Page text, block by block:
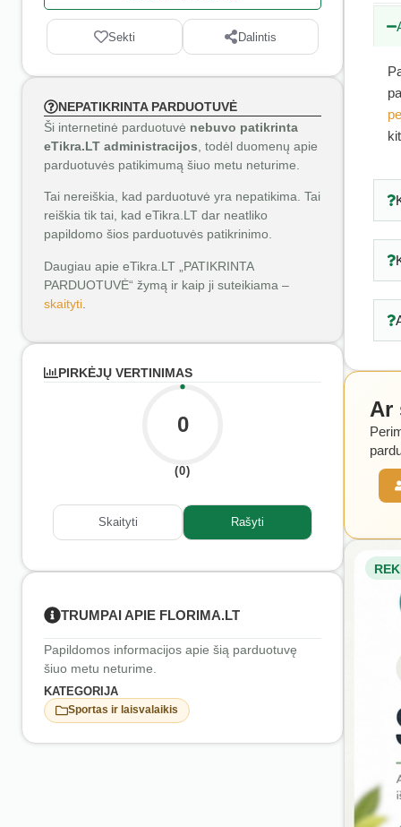
Sekti Dalintis
NEPATIKRINTA PARDUOTUVĖ
Ši internetinė parduotuvė nebuvo patikrinta
eTikra.LT administracijos , todėl duomenų apie
parduotuvės patikimumą šiuo metu neturime.
Tai nereiškia, kad parduotuvė yra nepatikima. Tai
reiškia tik tai, kad eTikra.LT dar neatliko
papildomo šios parduotuvės patikrinimo.
Daugiau apie eTikra.LT „PATIKRINTA
PARDUOTUVĖ“ žymą ir kaip ji suteikiama –
skaityti
PIRKĖJŲ VERTINIMAS
0
(0)
Skaityti Rašyti
TRUMPAI APIE FLORIMA.LT
Papildomos informacijos apie šią parduotuvę
šiuo metu neturime.
KATEGORIJA
Sportas ir laisvalaikis
Ar